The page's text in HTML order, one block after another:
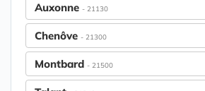
Auxonne - 21130
Chenôve - 21300
Montbard - 21500